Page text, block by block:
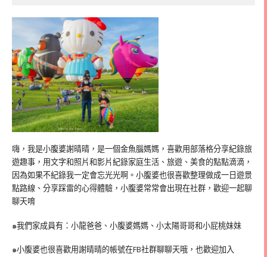
嗨，我是小腹婆謝晴晴，是一個金魚腦媽媽，喜歡用部落格分享紀錄旅
遊趣事，用文字和照片和影片紀錄家庭生活、旅遊、美食的點點滴滴，
因為如果不紀錄我一定會忘光光啊。小腹婆也很喜歡整理做成一日遊景
點路線、分享踩雷的心得體驗，小腹婆常常會出現在社群，歡迎一起聊
聊天唷
๑我們家成員有：小龍爸爸、小腹婆媽媽、小太陽哥哥和小屁桃妹妹
๑小腹婆也很喜歡用謝晴晴的帳號在FB社群聊聊天哦，也歡迎加入